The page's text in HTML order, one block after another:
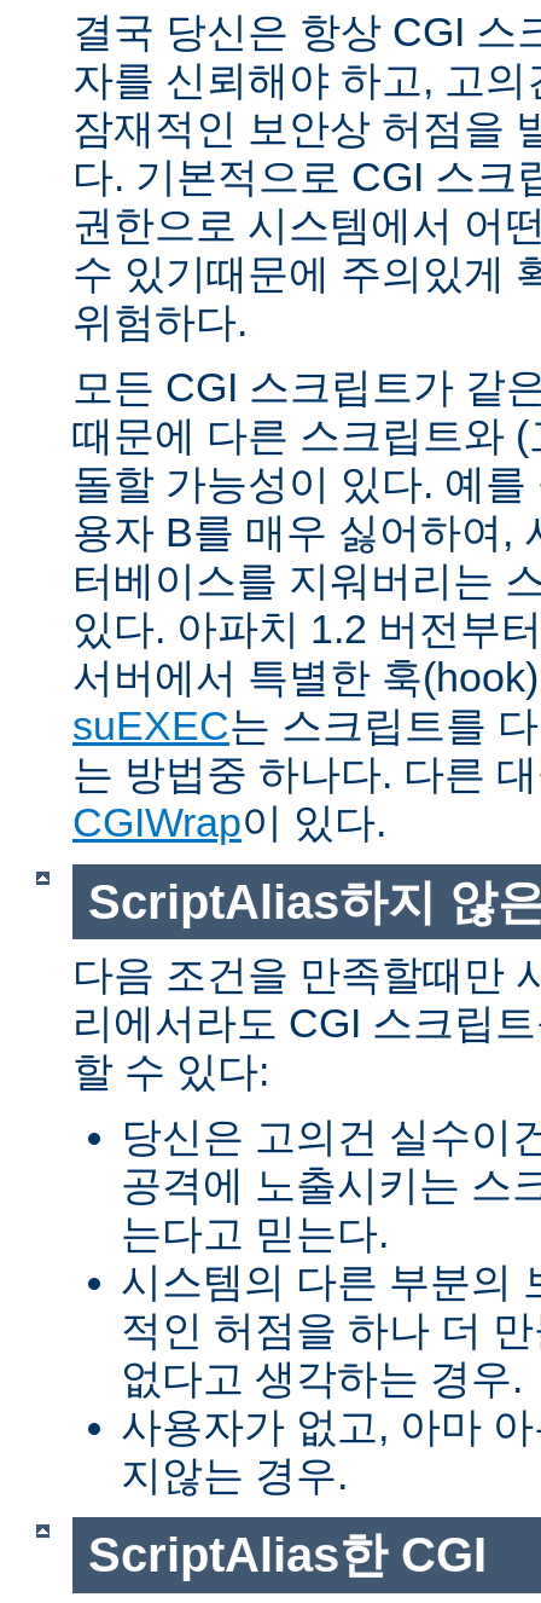
결국 당신은 항상 CGI 스
자를 신뢰해야 하고, 고
잠재적인 보안상 허점을
다. 기본적으로 CGI 스크
권한으로 시스템에서 어
수 있기때문에 주의있게
위험하다.
모든 CGI 스크립트가 같
때문에 다른 스크립트와
돌할 가능성이 있다. 예
용자 B를 매우 싫어하여,
터베이스를 지워버리는
있다. 아파치 1.2 버전부
서버에서 특별한 훅
suEXEC는 스크립트를
는 방법중 하나다. 다른
CGIWrap이 있다.
ScriptAlias하지 않
다음 조건을 만족할때만
리에서라도 CGI 스크립
할 수 있다:
당신은 고의건 실수이
공격에 노출시키는 스
는다고 믿는다.
시스템의 다른 부분의
적인 허점을 하나 더
없다고 생각하는 경우.
사용자가 없고, 아마
지않는 경우.
ScriptAlias한 CGI